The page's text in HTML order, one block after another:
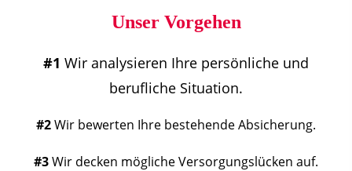
Unser Vorgehen
#1 Wir analysieren Ihre persönliche und
berufliche Situation.
#2Wir bewerten Ihre bestehende Absicherung.
#3Wir decken mögliche Versorgungslücken auf.